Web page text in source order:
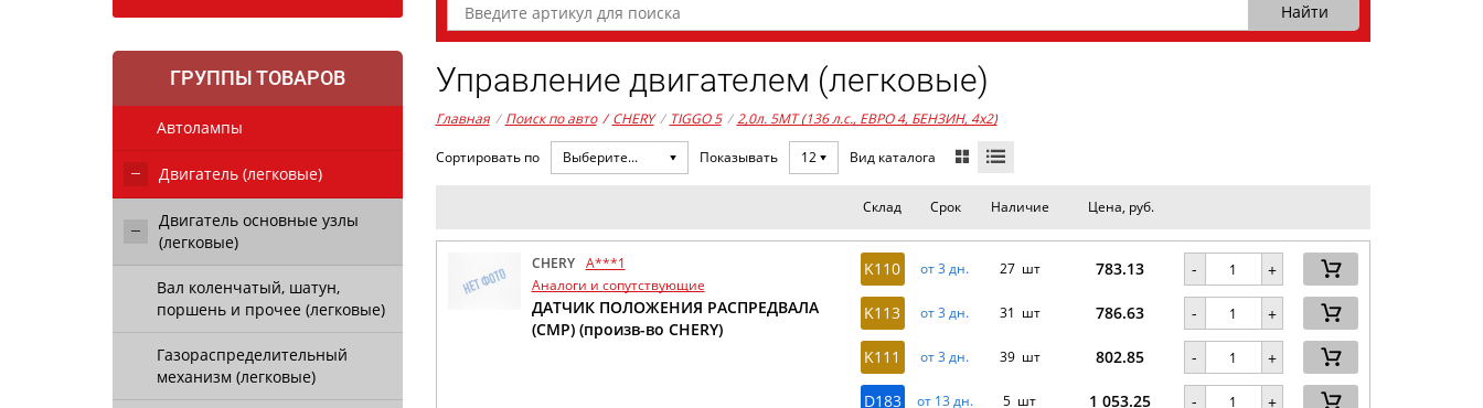
ГРУППЫ ТОВАРОВ
Автолампы
Двигатель (легковые)
Двигатель основные узлы
(легковые)
Вал коленчатый, шатун,
поршень и прочее (легковые)
Газораспределительный
механизм (легковые)
Управление двигателем (легковые)
Главная / Поиск по авто / CHERY / TIGGO 5 / 2,0л. 5MT (136 л.с., ЕВРО 4, БЕНЗИН, 4x2)
Сортировать по Выберите... Показывать 12 Вид каталога
Склад Срок Наличие Цена, руб.
CHERY
A***1
Аналоги и сопутствующие
ДАТЧИК ПОЛОЖЕНИЯ РАСПРЕДВАЛА
(CMP) (произв-во CHERY)
K110 от 3 дн. 27 шт 783.13 - +
K113 от 3 дн. 31 шт 786.63 - +
K111 от 3 дн. 39 шт 802.85 - +
D183 от 13 дн. 5 шт 1 053.25 - +